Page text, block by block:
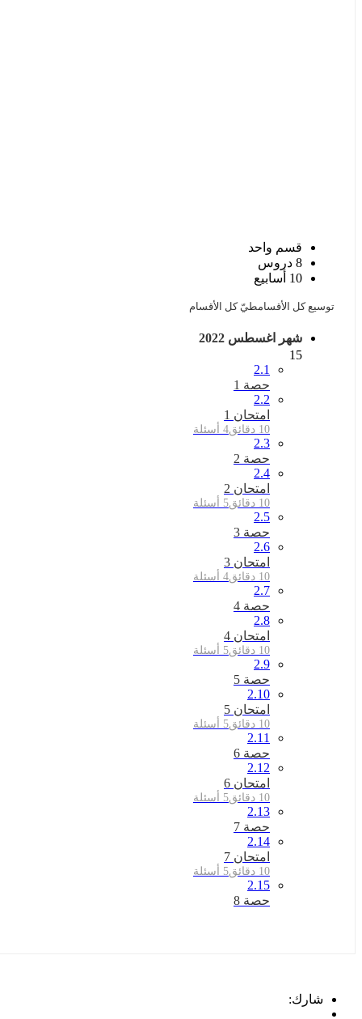
قسم واحد
8 دروس
10 أسابيع
توسيع كل الأقسامطيّ كل الأقسام
شهر اغسطس 2022
15
2.1
حصة 1
2.2
امتحان 1
10 دقائق 4 أسئلة
2.3
حصة 2
2.4
امتحان 2
10 دقائق 5 أسئلة
2.5
حصة 3
2.6
امتحان 3
10 دقائق 4 أسئلة
2.7
حصة 4
2.8
امتحان 4
10 دقائق 5 أسئلة
2.9
حصة 5
2.10
امتحان 5
10 دقائق 5 أسئلة
2.11
حصة 6
2.12
امتحان 6
10 دقائق 5 أسئلة
2.13
حصة 7
2.14
امتحان 7
10 دقائق 5 أسئلة
2.15
حصة 8
شارك: